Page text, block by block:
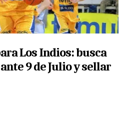
Los Indios: busca
9 de Julio y sellar